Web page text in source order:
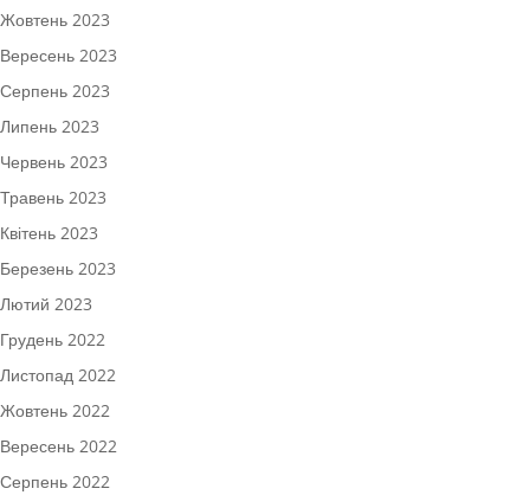
Жовтень 2023
Вересень 2023
Серпень 2023
Липень 2023
Червень 2023
Травень 2023
Квітень 2023
Березень 2023
Лютий 2023
Грудень 2022
Листопад 2022
Жовтень 2022
Вересень 2022
Серпень 2022